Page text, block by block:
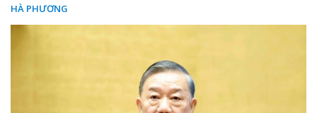
HÀ PHƯƠNG